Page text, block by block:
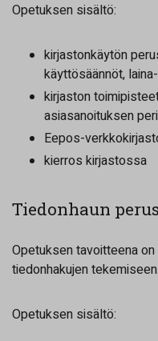
Opetuksen sisältö:
kirjastonkäytön
käyttösäännöt,
kirjaston
asiasanoituksen
Eepos-
kierros kirjastossa
Tiedonhaun
Opetuksen tavoitteena
tiedonhakujen tekemiseen.
Opetuksen sisältö: